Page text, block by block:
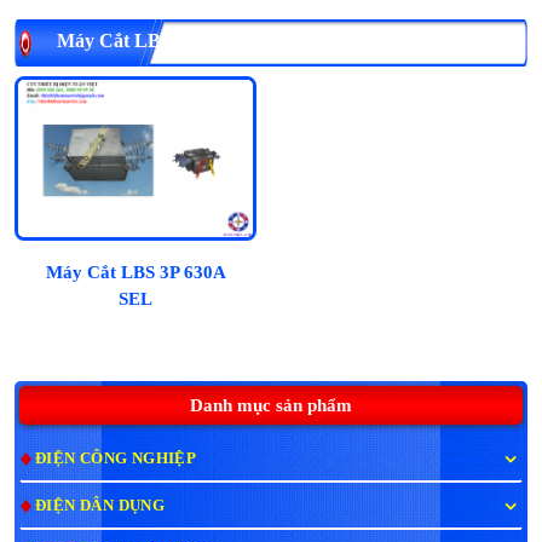
Danh mục sản phẩm
ĐIỆN CÔNG NGHIỆP
ĐIỆN DÂN DỤNG
Máy Cắt LBS 3P 630A SEL
Máy Cắt LBS 3P 630A
SEL